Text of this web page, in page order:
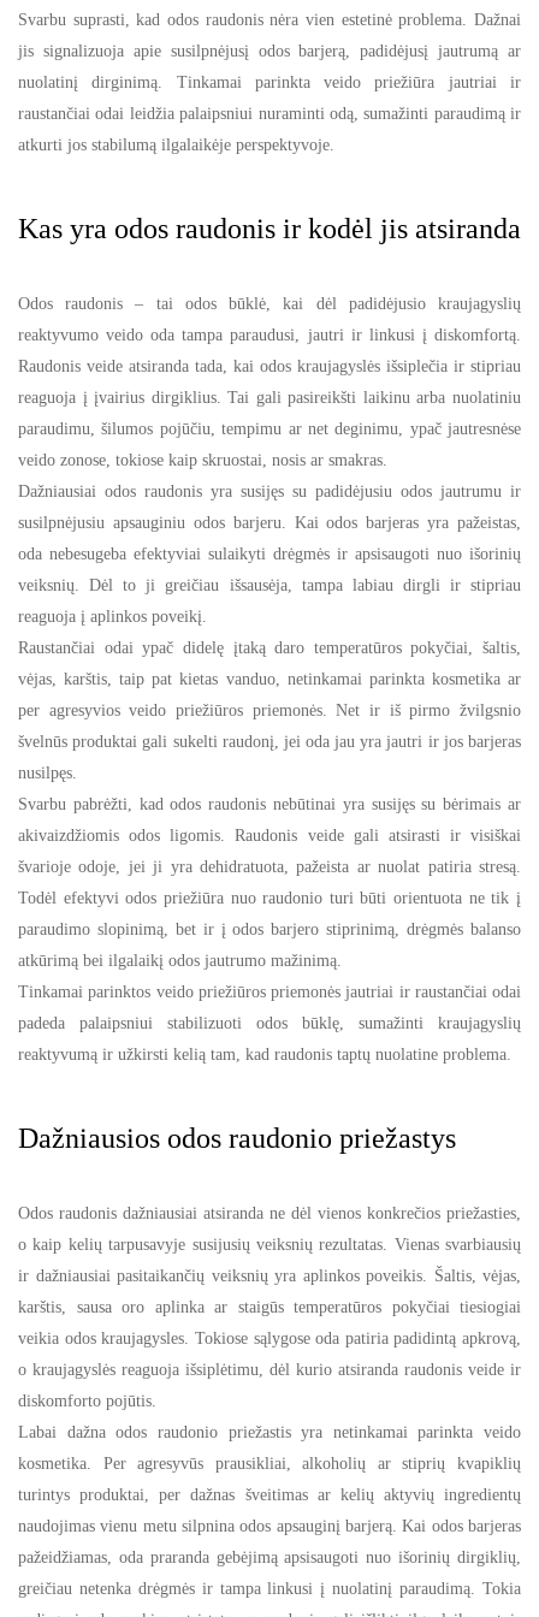
Svarbu suprasti, kad odos raudonis nėra vien estetinė problema. Dažnai
jis signalizuoja apie susilpnėjusį odos barjerą, padidėjusį jautrumą ar
nuolatinį dirginimą. Tinkamai parinkta veido priežiūra jautriai ir
raustančiai odai leidžia palaipsniui nuraminti odą, sumažinti paraudimą ir
atkurti jos stabilumą ilgalaikėje perspektyvoje.
Kas yra odos raudonis ir kodėl jis atsiranda
Odos raudonis – tai odos būklė, kai dėl padidėjusio kraujagyslių
reaktyvumo veido oda tampa paraudusi, jautri ir linkusi į diskomfortą.
Raudonis veide atsiranda tada, kai odos kraujagyslės išsiplečia ir stipriau
reaguoja į įvairius dirgiklius. Tai gali pasireikšti laikinu arba nuolatiniu
paraudimu, šilumos pojūčiu, tempimu ar net deginimu, ypač jautresnėse
veido zonose, tokiose kaip skruostai, nosis ar smakras.
Dažniausiai odos raudonis yra susijęs su padidėjusiu odos jautrumu ir
susilpnėjusiu apsauginiu odos barjeru. Kai odos barjeras yra pažeistas,
oda nebesugeba efektyviai sulaikyti drėgmės ir apsisaugoti nuo išorinių
veiksnių. Dėl to ji greičiau išsausėja, tampa labiau dirgli ir stipriau
reaguoja į aplinkos poveikį.
Raustančiai odai ypač didelę įtaką daro temperatūros pokyčiai, šaltis,
vėjas, karštis, taip pat kietas vanduo, netinkamai parinkta kosmetika ar
per agresyvios veido priežiūros priemonės. Net ir iš pirmo žvilgsnio
švelnūs produktai gali sukelti raudonį, jei oda jau yra jautri ir jos barjeras
nusilpęs.
Svarbu pabrėžti, kad odos raudonis nebūtinai yra susijęs su bėrimais ar
akivaizdžiomis odos ligomis. Raudonis veide gali atsirasti ir visiškai
švarioje odoje, jei ji yra dehidratuota, pažeista ar nuolat patiria stresą.
Todėl efektyvi odos priežiūra nuo raudonio turi būti orientuota ne tik į
paraudimo slopinimą, bet ir į odos barjero stiprinimą, drėgmės balanso
atkūrimą bei ilgalaikį odos jautrumo mažinimą.
Tinkamai parinktos veido priežiūros priemonės jautriai ir raustančiai odai
padeda palaipsniui stabilizuoti odos būklę, sumažinti kraujagyslių
reaktyvumą ir užkirsti kelią tam, kad raudonis taptų nuolatine problema.
Dažniausios odos raudonio priežastys
Odos raudonis dažniausiai atsiranda ne dėl vienos konkrečios priežasties,
o kaip kelių tarpusavyje susijusių veiksnių rezultatas. Vienas svarbiausių
ir dažniausiai pasitaikančių veiksnių yra aplinkos poveikis. Šaltis, vėjas,
karštis, sausa oro aplinka ar staigūs temperatūros pokyčiai tiesiogiai
veikia odos kraujagysles. Tokiose sąlygose oda patiria padidintą apkrovą,
o kraujagyslės reaguoja išsiplėtimu, dėl kurio atsiranda raudonis veide ir
diskomforto pojūtis.
Labai dažna odos raudonio priežastis yra netinkamai parinkta veido
kosmetika. Per agresyvūs prausikliai, alkoholių ar stiprių kvapiklių
turintys produktai, per dažnas šveitimas ar kelių aktyvių ingredientų
naudojimas vienu metu silpnina odos apsauginį barjerą. Kai odos barjeras
pažeidžiamas, oda praranda gebėjimą apsisaugoti nuo išorinių dirgiklių,
greičiau netenka drėgmės ir tampa linkusi į nuolatinį paraudimą. Tokia